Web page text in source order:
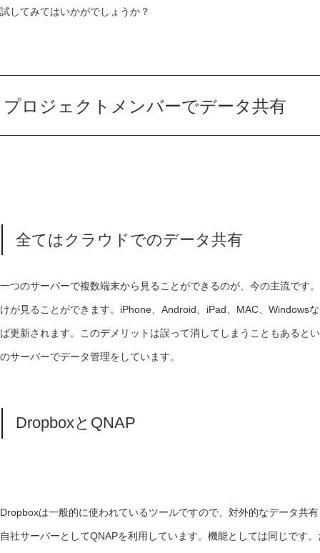
試してみてはいかがでしょうか？
プロジェクトメンバーでデータ共有
全てはクラウドでのデータ共有
一つのサーバーで複数端末から見ることができるのが、今の主流です
けが見ることができます。iPhone、Android、iPad、MAC、Windows
ば更新されます。このデメリットは誤って消してしまうこともあると
のサーバーでデータ管理をしています。
DropboxとQNAP
Dropboxは一般的に使われているツールですので、対外的なデータ共
自社サーバーとしてQNAPを利用しています。機能としては同じです